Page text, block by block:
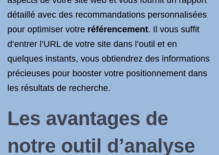
détaillé avec des recommandations personnalisées
pour optimiser votre référencement. Il vous suffit
d’entrer l’URL de votre site dans l’outil et en
quelques instants, vous obtiendrez des informations
précieuses pour booster votre positionnement dans
les résultats de recherche.
Les avantages de
notre outil d’analyse